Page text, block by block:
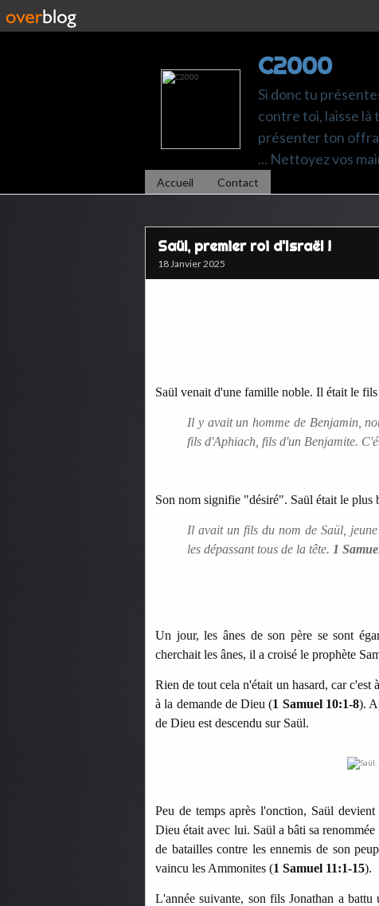
C2000
Si donc tu
contre toi, laisse
présenter ton
... Nettoyez vos
Accueil Contact
Saül, premier roi d'Israël !
18 Janvier 2025
Saül venait d'une famille noble. Il était le
Il y avait un homme de Benjamin,
fils d'Aphiach, fils d'un Benjamite.
Son nom signifie "désiré". Saül était le plus
Il avait un fils du nom de Saül,
les dépassant tous de la tête. 1
Un jour, les ânes de son père se sont
cherchait les ânes, il a croisé le prophète
Rien de tout cela n'était un hasard, car c'est
à la demande de Dieu (1 Samuel 10:1-8).
de Dieu est descendu sur Saül.
Peu de temps après l'onction, Saül
Dieu était avec lui. Saül a bâti sa
de batailles contre les ennemis de son
vaincu les Ammonites (1 Samuel 11:1-15).
L'année suivante, son fils Jonathan a